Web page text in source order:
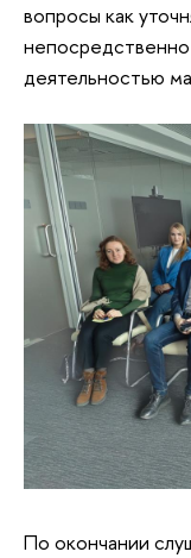
вопросы как
деятельностью
По окончании